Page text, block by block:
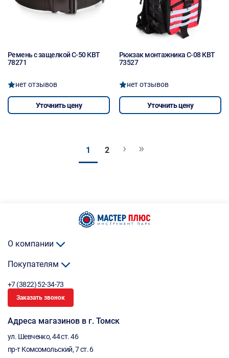
Ремень с защелкой С-50 КВТ
78271
нет отзывов
Уточнить цену
Рюкзак монтажника С-08 КВТ
73527
нет отзывов
Уточнить цену
1 2 › »
О компании
Покупателям
+7 (3822) 52-34-73
Заказать звонок
Адреса магазинов в г. Томск
ул. Шевченко, 44 ст. 46
пр-т Комсомольский, 7 ст. 6